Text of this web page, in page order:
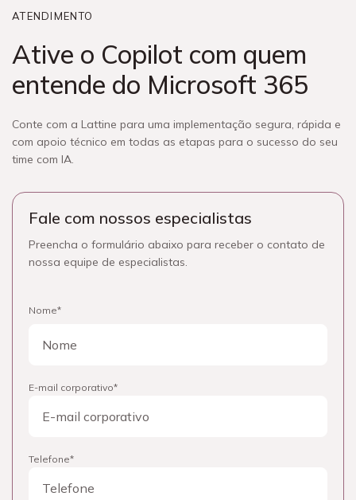
ATENDIMENTO
Ative o Copilot com quem
entende do Microsoft 365
Conte com a Lattine para uma implementação segura, rápida e
com apoio técnico em todas as etapas para o sucesso do seu
time com IA.
Fale com nossos especialistas
Preencha o formulário abaixo para receber o contato de
nossa equipe de especialistas.
Nome
E-mail corporativo
Telefone